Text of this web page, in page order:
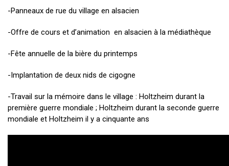
-Panneaux de rue du village en alsacien
-Offre de cours et d’animation en alsacien à la médiathèque
-Fête annuelle de la bière du printemps
-Implantation de deux nids de cigogne
-Travail sur la mémoire dans le village : Holtzheim durant la
première guerre mondiale ; Holtzheim durant la seconde guerre
mondiale et Holtzheim il y a cinquante ans